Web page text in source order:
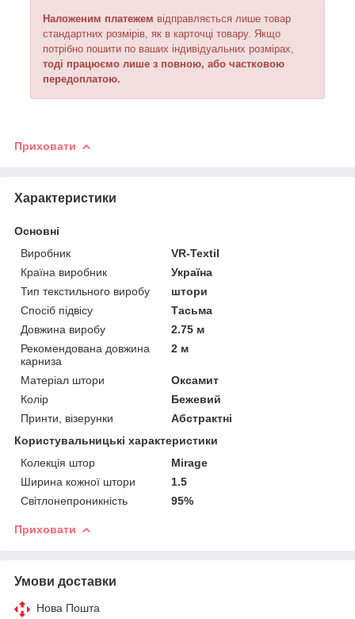
Наложеним платежем відправляється лише товар
стандартних розмірів, як в карточці товару. Якщо
потрібно пошити по ваших індивідуальних розмірах,
тоді працюємо лише з повною, або частковою
передоплатою.
Приховати
Характеристики
Основні
Виробник
VR-Textil
Країна виробник
Україна
Тип текстильного виробу
штори
Спосіб підвісу
Тасьма
Довжина виробу
2.75 м
Рекомендована довжина
карниза
2 м
Матеріал штори
Оксамит
Колір
Бежевий
Принти, візерунки
Абстрактні
Користувальницькі характеристики
Колекція штор
Mirage
Ширина кожної штори
1.5
Світлонепроникність
95%
Приховати
Умови доставки
Нова Пошта